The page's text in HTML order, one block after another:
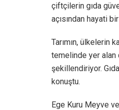
çiftçilerin gıda
açısından hayati
Tarımın, ülkelerin
temelinde yer alan
şekillendiriyor.
konuştu.
Ege Kuru Meyve